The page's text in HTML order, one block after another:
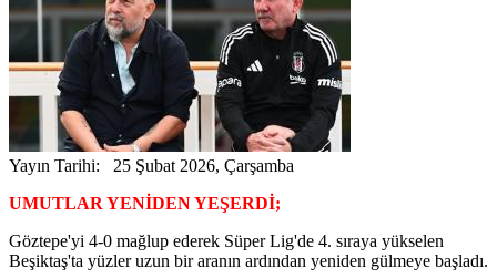
Yayın Tarihi: 25 Şubat 2026, Çarşamba
UMUTLAR YENİDEN YEŞERDİ;
Göztepe'yi 4-0 mağlup ederek Süper Lig'de 4. sıraya yükselen
Beşiktaş'ta yüzler uzun bir aranın ardından yeniden gülmeye başladı.